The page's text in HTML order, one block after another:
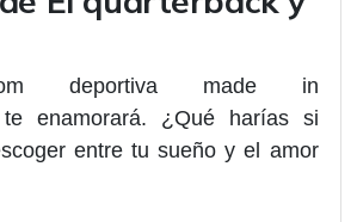
deportivamade in
te enamorará.
¿Qué harías si
entre tu sueño y el amor